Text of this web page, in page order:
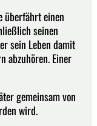
überfährt einen
seinen
sein Leben damit
abzuhören. Einer
gemeinsam von
wird.